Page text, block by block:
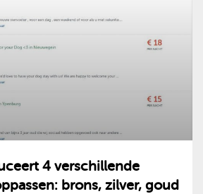
4 verschillende
brons, zilver, goud